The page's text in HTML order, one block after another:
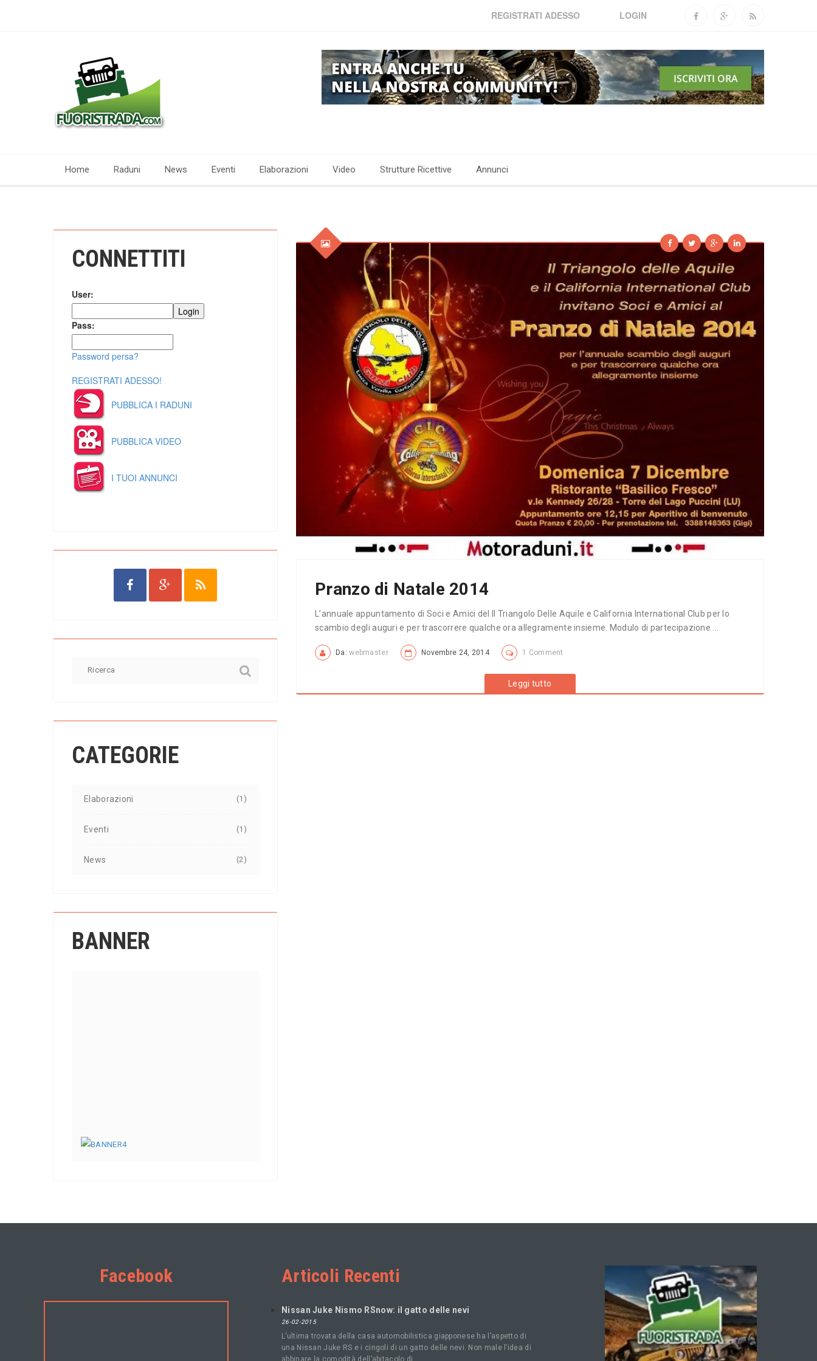
REGISTRATI ADESSO LOGIN
Home Raduni News Eventi Elaborazioni Video Strutture Ricettive Annunci
CONNETTITI
User:
Pass:
Password persa?
REGISTRATI ADESSO!
PUBBLICA I RADUNI
PUBBLICA VIDEO
I TUOI ANNUNCI
CATEGORIE
Elaborazioni (1)
Eventi (1)
News (2)
BANNER
Pranzo di Natale 2014
L’annuale appuntamento di Soci e Amici del Il Triangolo Delle Aquile e California International Club per lo
scambio degli auguri e per trascorrere qualche ora allegramente insieme. Modulo di partecipazione ...
Da:webmaster Novembre 24, 2014 1 Comment
Leggi tutto
Facebook Articoli Recenti
Nissan Juke Nismo RSnow: il gatto delle nevi
26-02-2015
L’ultima trovata della casa automobilistica giapponese ha l’aspetto di
una Nissan Juke RS e i cingoli di un gatto delle nevi. Non male l’idea di
abbinare la comodità dell’abitacolo di …